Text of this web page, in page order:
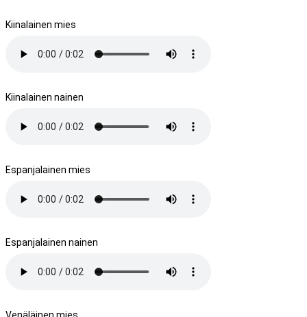
Kiinalainen mies
Kiinalainen nainen
Espanjalainen mies
Espanjalainen nainen